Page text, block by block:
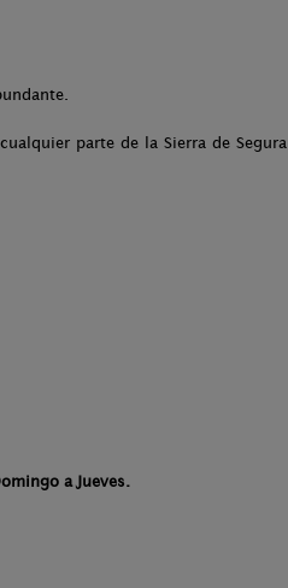
parte de la Sierra de Segura
a Jueves.